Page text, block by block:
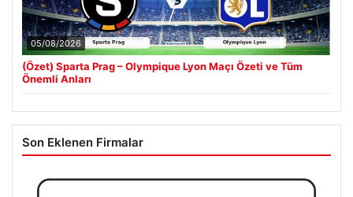
05/08/2026
(Özet) Sparta Prag – Olympique Lyon Maçı Özeti ve Tüm
Önemli Anları
Son Eklenen Firmalar